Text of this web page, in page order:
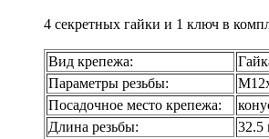
4 секретных гайки и 1 ключ в
Вид крепежа:
Параметры резьбы:
Посадочное место крепежа:
Длина резьбы:
32.5